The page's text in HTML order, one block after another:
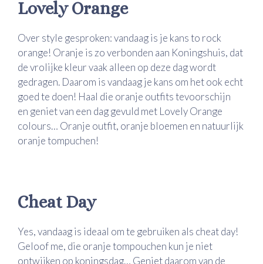
Lovely Orange
Over style gesproken: vandaag is je kans to rock
orange! Oranje is zo verbonden aan Koningshuis, dat
de vrolijke kleur vaak alleen op deze dag wordt
gedragen. Daarom is vandaag je kans om het ook echt
goed te doen! Haal die oranje outfits tevoorschijn
en geniet van een dag gevuld met Lovely Orange
colours… Oranje outfit, oranje bloemen en natuurlijk
oranje tompuchen!
Cheat Day
Yes, vandaag is ideaal om te gebruiken als cheat day!
Geloof me, die oranje tompouchen kun je niet
ontwijken op koningsdag… Geniet daarom van de